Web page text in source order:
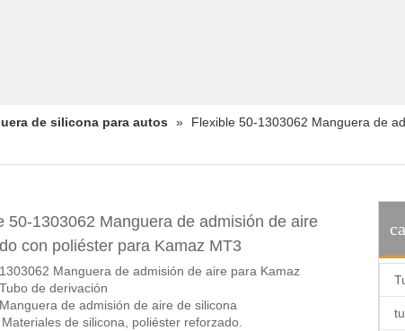
de silicona para autos »
Flexible 50-1303062 Manguera de
50-1303062 Manguera de admisión de aire
con poliéster para Kamaz MT3
Manguera de admisión de aire para Kamaz
de derivación
de admisión de aire de silicona
de silicona, poliéster reforzado.